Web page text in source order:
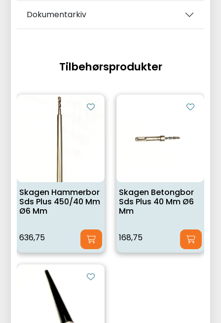
Dokumentarkiv
Tilbehørsprodukter
Skagen Hammerbor
Sds Plus 450/40 Mm
Ø6 Mm
636,75
Skagen Betongbor
Sds Plus 40 Mm Ø6
Mm
168,75